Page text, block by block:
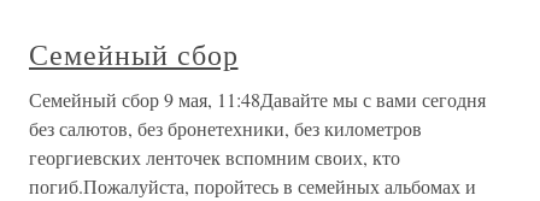
Семейный сбор
Семейный сбор 9 мая, 11:48Давайте мы с вами сегодня
без салютов, без бронетехники, без километров
георгиевских ленточек вспомним своих, кто
погиб.Пожалуйста, поройтесь в семейных альбомах и